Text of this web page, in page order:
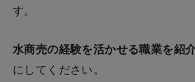
す。
水商売の経験を活かせる職業を紹
にしてください。